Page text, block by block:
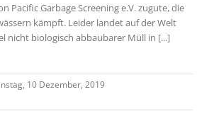
Pacific Garbage Screening e.V. zugute, die
kämpft. Leider landet auf der Welt
nicht biologisch abbaubarer Müll in [...]
10 Dezember, 2019